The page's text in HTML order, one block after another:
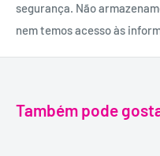
segurança. Não
nem temos acesso às
Também pode